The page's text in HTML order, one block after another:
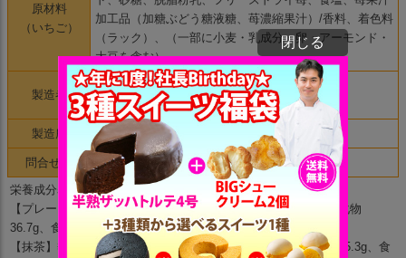
原材料
（いちご）
加工品（加糖ぶどう糖液糖、苺濃縮果汁）/香料、着色料
（ラック）、（一部に小麦・乳成分・卵・アーモンド・
大豆を含む）
製造者
株式会社ちきりや
香川県高松市丸亀町4-7
製造所 香川県高松市香川町大野1728-30
問合せ先
TEL/087-816-3200
栄養成分表示（100g当たり）
【プレーン】熱量485kcal、たんぱく質7.2g、脂質34.3g、炭水化物
36.7g、食塩相当量0.3g
【抹茶】熱量450kcal、たんぱく質7.1g、脂質31.2g、炭水化物35.3g、食
閉じる